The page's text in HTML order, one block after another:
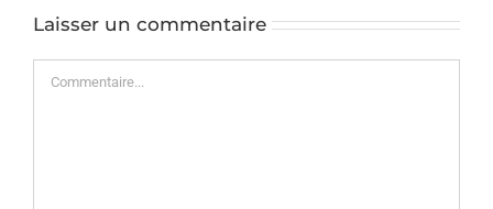
Laisser un commentaire